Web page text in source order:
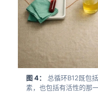
图 4：
总循环B12既包
素，也包括有活性的那